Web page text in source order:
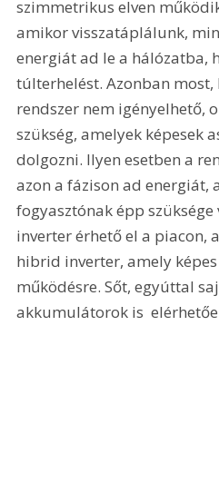
szimmetrikus elven
amikor visszatáplálunk,
energiát ad le a hálózatba,
túlterhelést. Azonban
rendszer nem igényelhető,
szükség, amelyek képesek
dolgozni. Ilyen esetben a
azon a fázison ad energiát,
fogyasztónak épp szüksége
inverter érhető el a piacon,
hibrid inverter, amely
működésre. Sőt, egyúttal
akkumulátorok is